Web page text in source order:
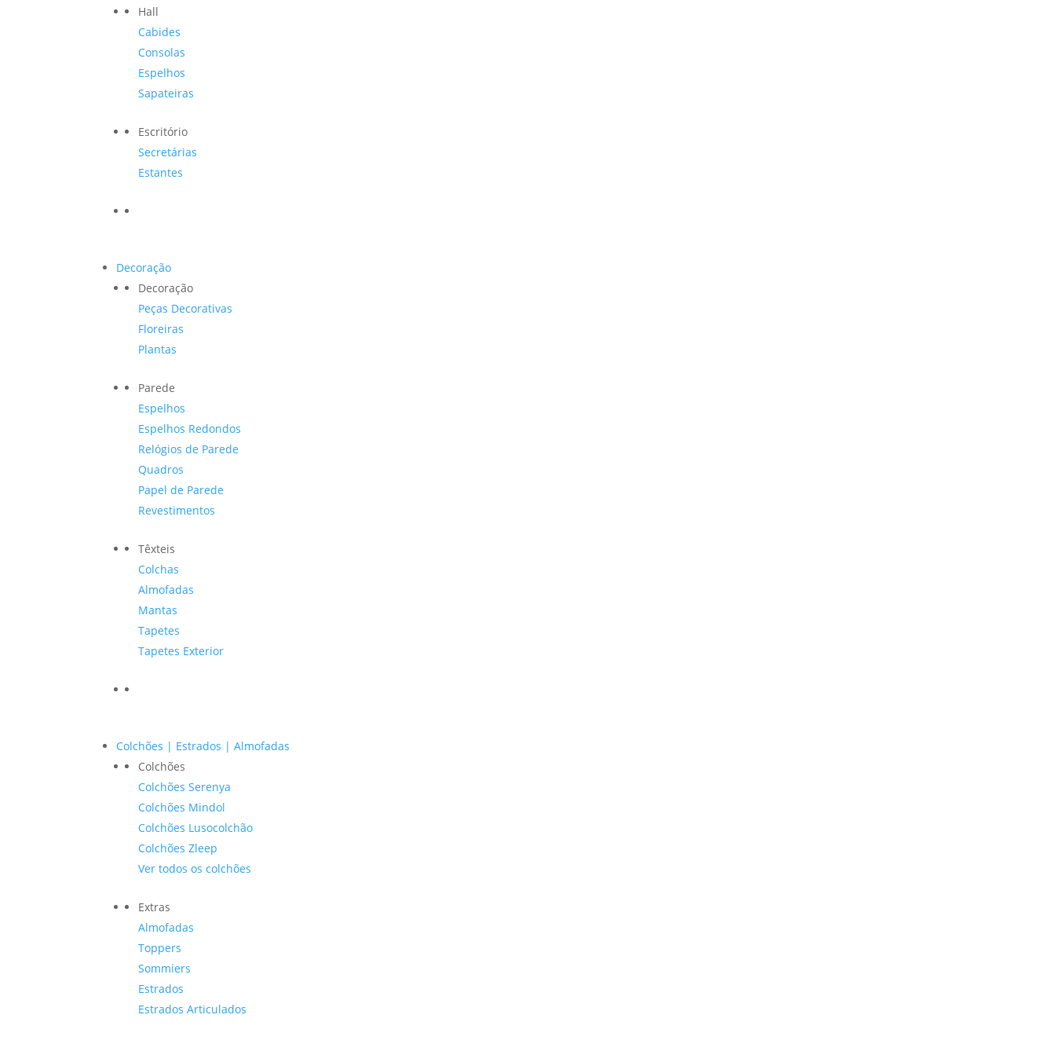
Hall
Cabides
Consolas
Espelhos
Sapateiras
Escritório
Secretárias
Estantes
Decoração
Decoração
Peças Decorativas
Floreiras
Plantas
Parede
Espelhos
Espelhos Redondos
Relógios de Parede
Quadros
Papel de Parede
Revestimentos
Têxteis
Colchas
Almofadas
Mantas
Tapetes
Tapetes Exterior
Colchões | Estrados | Almofadas
Colchões
Colchões Serenya
Colchões Mindol
Colchões Lusocolchão
Colchões Zleep
Ver todos os colchões
Extras
Almofadas
Toppers
Sommiers
Estrados
Estrados Articulados